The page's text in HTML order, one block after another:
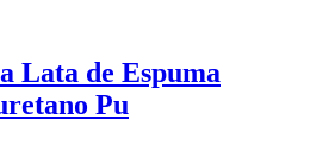
Lata de Espuma
Pu